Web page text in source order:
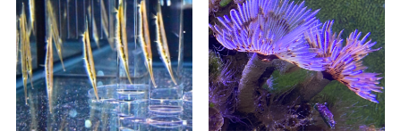
関連商品